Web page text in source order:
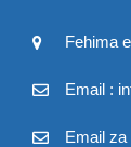
Fehima
Email :
Email za